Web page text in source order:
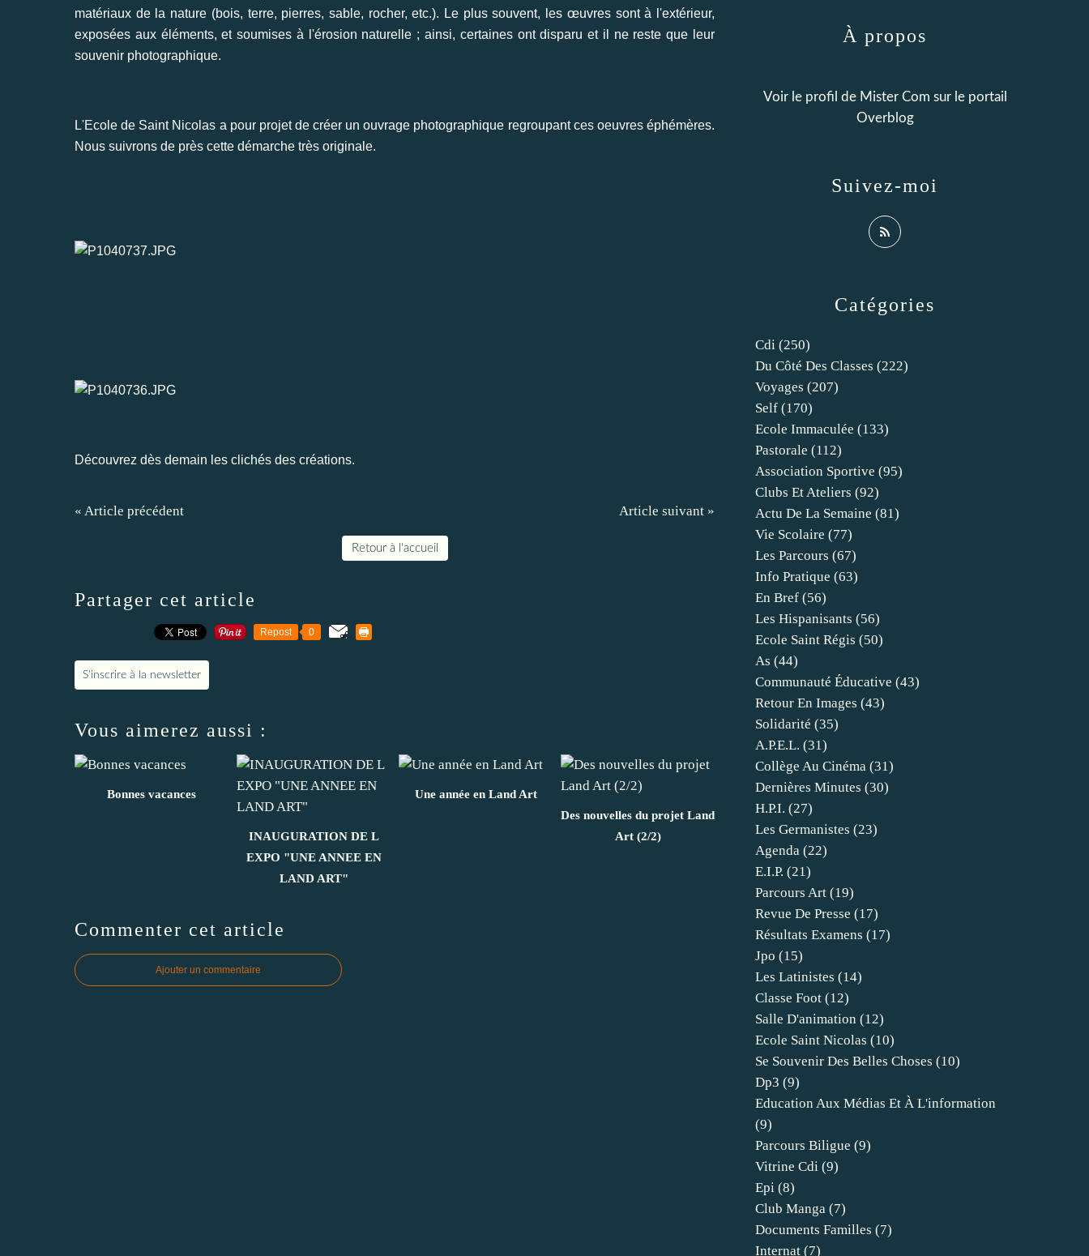
matériaux de la nature (bois, terre, pierres, sable, rocher, etc.). Le plus souvent, les œuvres sont à l'extérieur,
exposées aux éléments, et soumises à l'érosion naturelle ; ainsi, certaines ont disparu et il ne reste que leur
souvenir photographique.
L'Ecole de Saint Nicolas a pour projet de créer un ouvrage photographique regroupant ces oeuvres éphémères.
Nous suivrons de près cette démarche très originale.
Découvrez dès demain les clichés des créations.
« Article précédent Article suivant »
Retour à l'accueil
Partager cet article
Repost 0
S'inscrire à la newsletter
Vous aimerez aussi :
Bonnes vacances
INAUGURATION DE L
EXPO "UNE ANNEE EN
LAND ART"
Une année en Land Art
Des nouvelles du projet Land
Art (2/2)
Commenter cet article
Ajouter un commentaire
Catégories
Cdi (250)
Du Côté Des Classes (222)
Voyages (207)
Self (170)
Ecole Immaculée (133)
Pastorale (112)
Association Sportive (95)
Clubs Et Ateliers (92)
Actu De La Semaine (81)
Vie Scolaire (77)
Les Parcours (67)
Info Pratique (63)
En Bref (56)
Les Hispanisants (56)
Ecole Saint Régis (50)
As (44)
Communauté Éducative (43)
Retour En Images (43)
Solidarité (35)
A.p.e.l. (31)
Collège Au Cinéma (31)
Dernières Minutes (30)
H.p.i. (27)
Les Germanistes (23)
Agenda (22)
E.i.p. (21)
Parcours Art (19)
Revue De Presse (17)
Résultats Examens (17)
Jpo (15)
Les Latinistes (14)
Classe Foot (12)
Salle D'animation (12)
Ecole Saint Nicolas (10)
Se Souvenir Des Belles Choses (10)
Dp3 (9)
Education Aux Médias Et À L'information
(9)
Parcours Biligue (9)
Vitrine Cdi (9)
Epi (8)
Club Manga (7)
Documents Familles (7)
Internat (7)
Suivez-moi
À propos
Voir le profil de Mister Com sur le portail
Overblog